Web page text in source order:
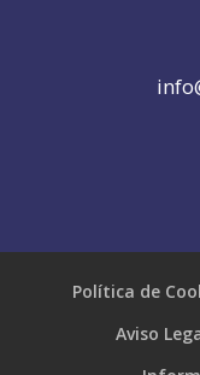
Política de
Aviso